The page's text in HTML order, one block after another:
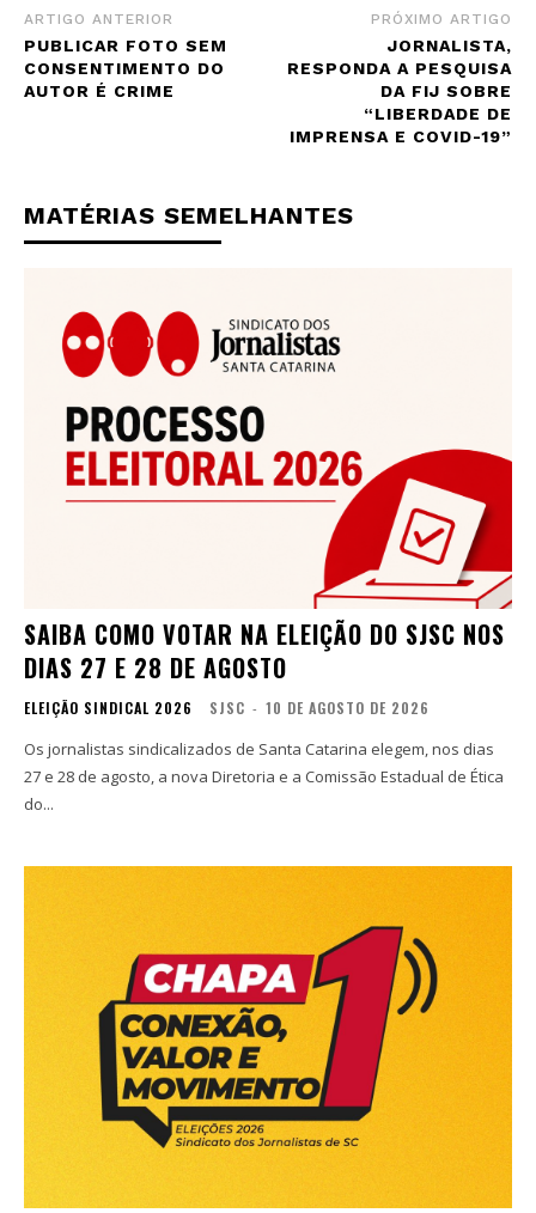
ARTIGO ANTERIOR
PUBLICAR FOTO SEM
CONSENTIMENTO DO
AUTOR É CRIME
PRÓXIMO ARTIGO
JORNALISTA,
RESPONDA A PESQUISA
DA FIJ SOBRE
“LIBERDADE DE
IMPRENSA E COVID-19”
MATÉRIAS SEMELHANTES
SAIBA COMO VOTAR NA ELEIÇÃO DO SJSC NOS
DIAS 27 E 28 DE AGOSTO
ELEIÇÃO SINDICAL 2026 SJSC - 10 DE AGOSTO DE 2026
Os jornalistas sindicalizados de Santa Catarina elegem, nos dias
27 e 28 de agosto, a nova Diretoria e a Comissão Estadual de Ética
do...